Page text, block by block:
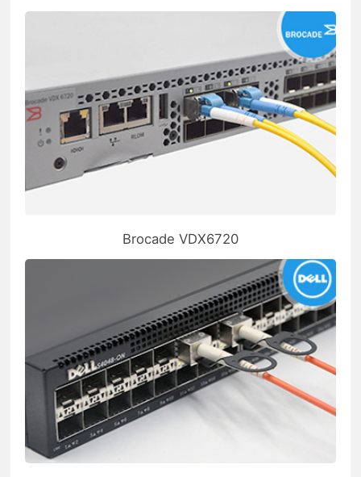
Brocade VDX6720